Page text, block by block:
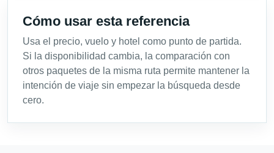
Cómo usar esta referencia
Usa el precio, vuelo y hotel como punto de partida.
Si la disponibilidad cambia, la comparación con
otros paquetes de la misma ruta permite mantener la
intención de viaje sin empezar la búsqueda desde
cero.